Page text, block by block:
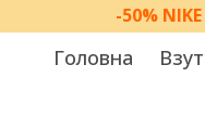
-50%
Головна